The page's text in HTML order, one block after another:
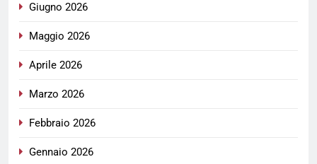
Giugno 2026
Maggio 2026
Aprile 2026
Marzo 2026
Febbraio 2026
Gennaio 2026